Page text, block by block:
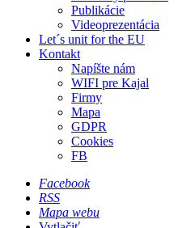
Publikácie
Videoprezentácia
Let´s unit for the EU
Kontakt
Napíšte nám
WIFI pre Kajal
Firmy
Mapa
GDPR
Cookies
FB
Facebook
RSS
Mapa webu